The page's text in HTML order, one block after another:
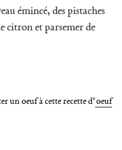
citron et parsemer de
un oeuf à cette recette d’oeuf